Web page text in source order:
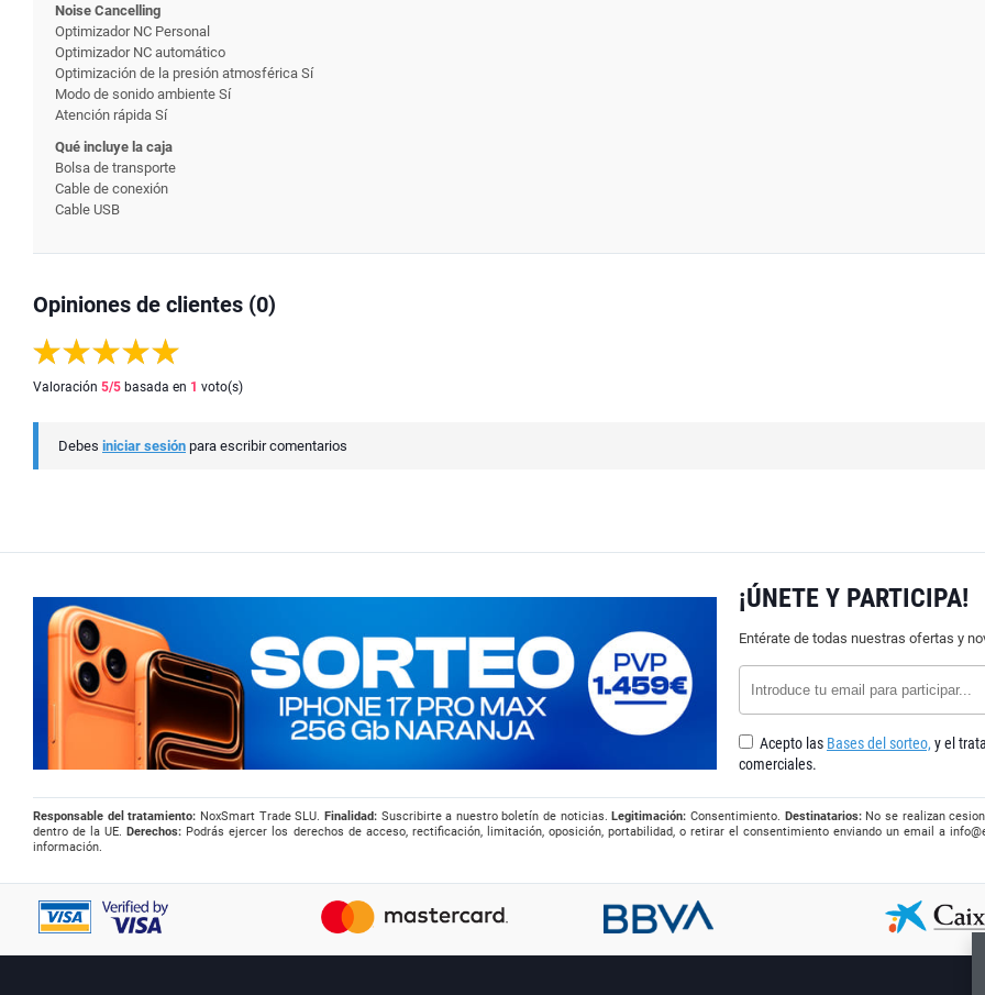
Noise Cancelling
Optimizador NC Personal
Optimizador NC automático
Optimización de la presión atmosférica Sí
Modo de sonido ambiente Sí
Atención rápida Sí
Qué incluye la caja
Bolsa de transporte
Cable de conexión
Cable USB
Opiniones de clientes (0)
Valoración 5/5 basada en 1 voto(s)
Debes iniciar sesión para escribir comentarios
¡ÚNETE Y PARTICIPA!
Entérate de todas nuestras ofertas y
Acepto las Bases del sorteo, y el
comerciales.
Responsable del tratamiento: NoxSmart Trade SLU. Finalidad:Suscribirte a nuestro boletín de noticias.Legitimación: Consentimiento. Destinatarios:No se realizan
dentro de la UE.Derechos: Podrás ejercer los derechos de acceso, rectificación, limitación, oposición, portabilidad, o retirar el consentimiento enviando un email a
información.